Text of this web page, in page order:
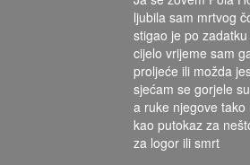
ljubila sam mrtvog
stigao je po zadatku
cijelo vrijeme sam
proljeće ili možda
sjećam se gorjele
a ruke njegove
kao putokaz za
za logor ili smrt